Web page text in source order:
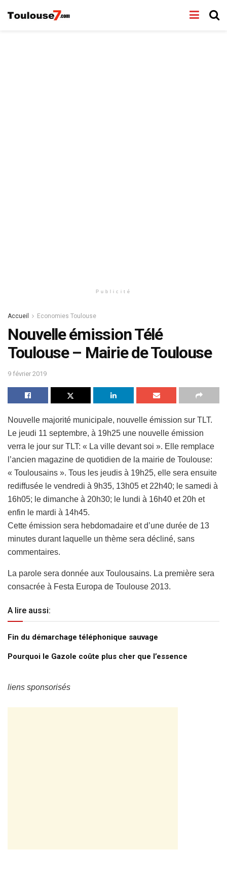
Publicité
Accueil Economies Toulouse
Nouvelle émission Télé
Toulouse – Mairie de Toulouse
9 février 2019
Nouvelle majorité municipale, nouvelle émission sur TLT.
Le jeudi 11 septembre, à 19h25 une nouvelle émission
verra le jour sur TLT: « La ville devant soi ». Elle remplace
l’ancien magazine de quotidien de la mairie de Toulouse:
« Toulousains ». Tous les jeudis à 19h25, elle sera ensuite
rediffusée le vendredi à 9h35, 13h05 et 22h40; le samedi à
16h05; le dimanche à 20h30; le lundi à 16h40 et 20h et
enfin le mardi à 14h45.
Cette émission sera hebdomadaire et d’une durée de 13
minutes durant laquelle un thème sera décliné, sans
commentaires.
La parole sera donnée aux Toulousains. La première sera
consacrée à Festa Europa de Toulouse 2013.
A lire aussi:
Fin du démarchage téléphonique sauvage
Pourquoi le Gazole coûte plus cher que l’essence
liens sponsorisés